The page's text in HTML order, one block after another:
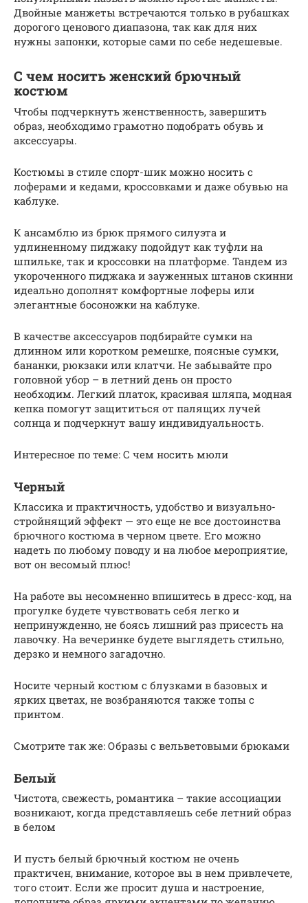
Двойные манжеты встречаются только в рубашках
дорогого ценового диапазона, так как для них
нужны запонки, которые сами по себе недешевые.
С чем носить женский брючный
костюм
Чтобы подчеркнуть женственность, завершить
образ, необходимо грамотно подобрать обувь и
аксессуары.
Костюмы в стиле спорт-шик можно носить с
лоферами и кедами, кроссовками и даже обувью на
каблуке.
К ансамблю из брюк прямого силуэта и
удлиненному пиджаку подойдут как туфли на
шпильке, так и кроссовки на платформе. Тандем из
укороченного пиджака и зауженных штанов скинни
идеально дополнят комфортные лоферы или
элегантные босоножки на каблуке.
В качестве аксессуаров подбирайте сумки на
длинном или коротком ремешке, поясные сумки,
бананки, рюкзаки или клатчи. Не забывайте про
головной убор – в летний день он просто
необходим. Легкий платок, красивая шляпа, модная
кепка помогут защититься от палящих лучей
солнца и подчеркнут вашу индивидуальность.
Интересное по теме: С чем носить мюли
Черный
Классика и практичность, удобство и визуально-
стройнящий эффект — это еще не все достоинства
брючного костюма в черном цвете. Его можно
надеть по любому поводу и на любое мероприятие,
вот он весомый плюс!
На работе вы несомненно впишитесь в дресс-код, на
прогулке будете чувствовать себя легко и
непринужденно, не боясь лишний раз присесть на
лавочку. На вечеринке будете выглядеть стильно,
дерзко и немного загадочно.
Носите черный костюм с блузками в базовых и
ярких цветах, не возбраняются также топы с
принтом.
Смотрите так же: Образы с вельветовыми брюками
Белый
Чистота, свежесть, романтика – такие ассоциации
возникают, когда представляешь себе летний образ
в белом
И пусть белый брючный костюм не очень
практичен, внимание, которое вы в нем привлечете,
того стоит. Если же просит душа и настроение,